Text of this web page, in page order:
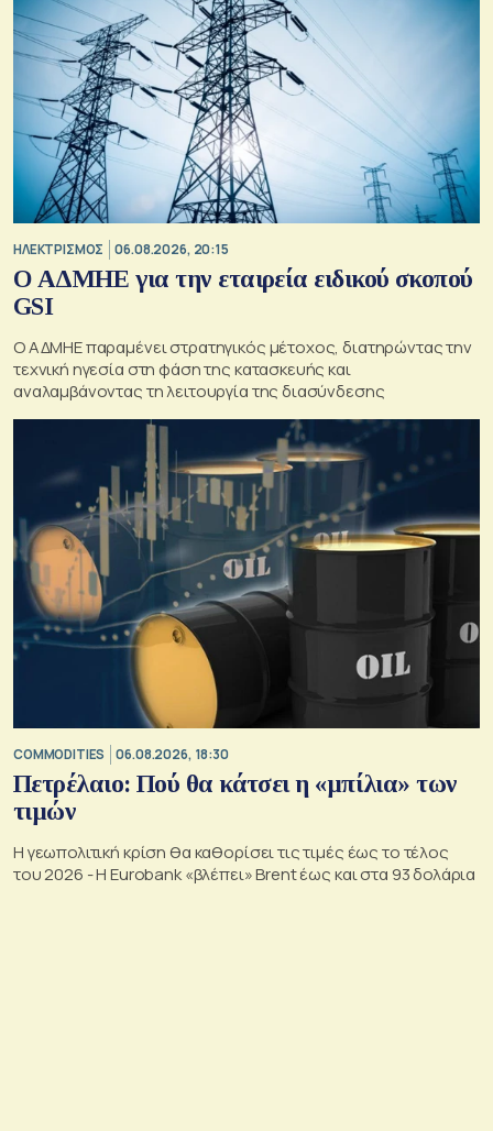
ΗΛΕΚΤΡΙΣΜΟΣ 06.08.2026, 20:15
O ΑΔΜΗΕ για την εταιρεία ειδικού σκοπού
GSI
O ΑΔΜΗΕ παραμένει στρατηγικός μέτοχος, διατηρώντας την
τεχνική ηγεσία στη φάση της κατασκευής και
αναλαμβάνοντας τη λειτουργία της διασύνδεσης
COMMODITIES 06.08.2026, 18:30
Πετρέλαιο: Πού θα κάτσει η «μπίλια» των
τιμών
Η γεωπολιτική κρίση θα καθορίσει τις τιμές έως το τέλος
του 2026 - Η Eurobank «βλέπει» Brent έως και στα 93 δολάρια